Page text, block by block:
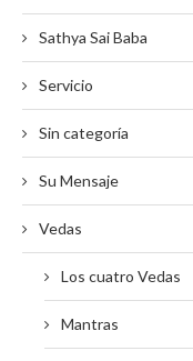
Sathya Sai Baba
Servicio
Sin categoría
Su Mensaje
Vedas
Los cuatro Vedas
Mantras